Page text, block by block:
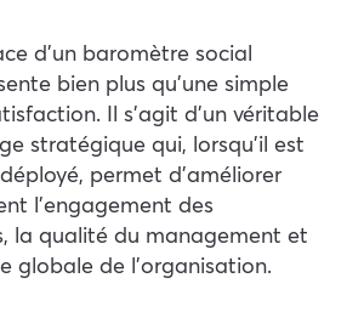
d’un baromètre social
bien plus qu’une simple
Il s’agit d’un véritable
stratégique qui, lorsqu’il est
permet d’améliorer
l’engagement des
la qualité du management et
globale de l’organisation.